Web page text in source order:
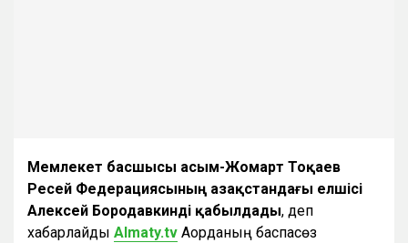
Мемлекет басшысы Қасым-Жомарт Тоқаев
Ресей Федерациясының Қазақстандағы елшісі
Алексей Бородавкинді қабылдады, деп
хабарлайды Almaty.tv Ақорданың баспасөз